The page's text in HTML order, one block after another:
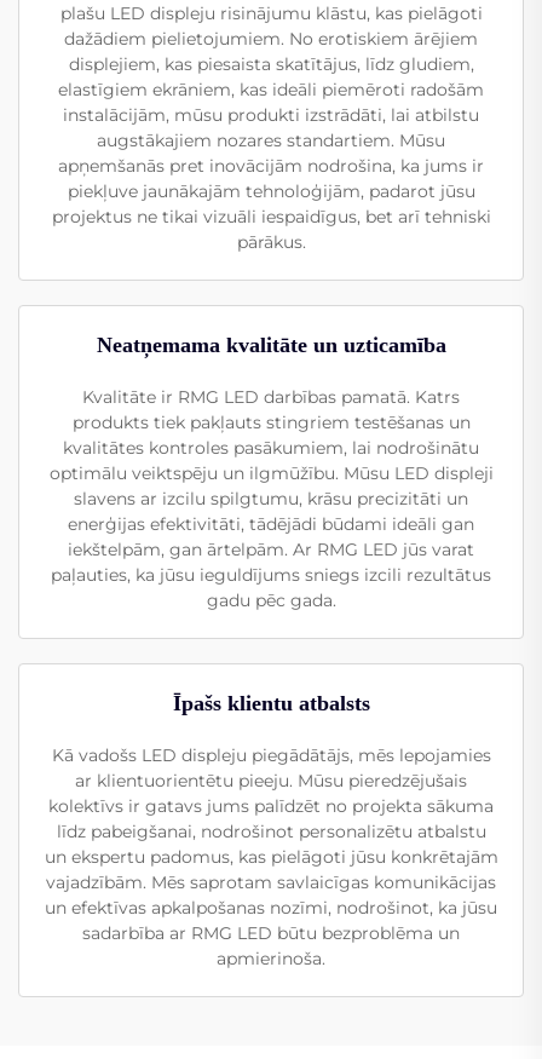
plašu LED displeju risinājumu klāstu, kas pielāgoti
dažādiem pielietojumiem. No erotiskiem ārējiem
displejiem, kas piesaista skatītājus, līdz gludiem,
elastīgiem ekrāniem, kas ideāli piemēroti radošām
instalācijām, mūsu produkti izstrādāti, lai atbilstu
augstākajiem nozares standartiem. Mūsu
apņemšanās pret inovācijām nodrošina, ka jums ir
piekļuve jaunākajām tehnoloģijām, padarot jūsu
projektus ne tikai vizuāli iespaidīgus, bet arī tehniski
pārākus.
Neatņemama kvalitāte un uzticamība
Kvalitāte ir RMG LED darbības pamatā. Katrs
produkts tiek pakļauts stingriem testēšanas un
kvalitātes kontroles pasākumiem, lai nodrošinātu
optimālu veiktspēju un ilgmūžību. Mūsu LED displeji
slavens ar izcilu spilgtumu, krāsu precizitāti un
enerģijas efektivitāti, tādējādi būdami ideāli gan
iekštelpām, gan ārtelpām. Ar RMG LED jūs varat
paļauties, ka jūsu ieguldījums sniegs izcili rezultātus
gadu pēc gada.
Īpašs klientu atbalsts
Kā vadošs LED displeju piegādātājs, mēs lepojamies
ar klientuorientētu pieeju. Mūsu pieredzējušais
kolektīvs ir gatavs jums palīdzēt no projekta sākuma
līdz pabeigšanai, nodrošinot personalizētu atbalstu
un ekspertu padomus, kas pielāgoti jūsu konkrētajām
vajadzībām. Mēs saprotam savlaicīgas komunikācijas
un efektīvas apkalpošanas nozīmi, nodrošinot, ka jūsu
sadarbība ar RMG LED būtu bezproblēma un
apmierinoša.